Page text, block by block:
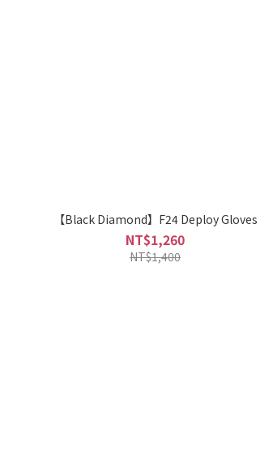
【Black Diamond】F24 Deploy Gloves
NT$1,260
NT$1,400